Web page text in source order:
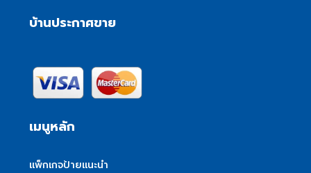
บ้านประกาศขาย
เมนูหลัก
แพ็กเกจป้ายแนะนำ